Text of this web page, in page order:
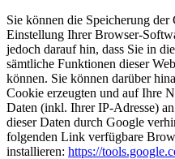
Sie können die Speicherung der
Einstellung Ihrer Browser-
jedoch darauf hin, dass Sie in
sämtliche Funktionen dieser
können. Sie können darüber
Cookie erzeugten und auf Ihre
Daten (inkl. Ihrer IP-Adresse)
dieser Daten durch Google
folgenden Link verfügbare
installieren: https://